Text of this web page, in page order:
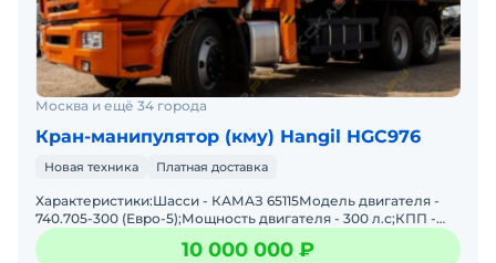
Москва и ещё 34 города
Кран-манипулятор (кму) Hangil HGC976
Новая техника Платная доставка
Характеристики:Шасси - КАМАЗ 65115Модель двигателя -
740.705-300 (Евро-5);Мощность двигателя - 300 л.с;КПП -
154;Колесная формула - 6х4 (односкатная ошиновка);Р
10 000 000 ₽